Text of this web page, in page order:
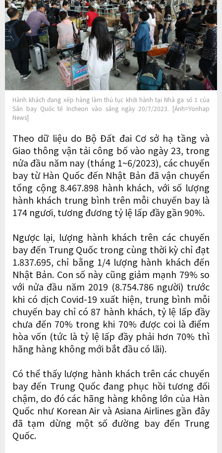
Hành khách đang xếp hàng làm thủ tục khởi hành tại Nhà ga số 1 của
Sân bay Quốc tế Incheon vào sáng ngày 20/7/2023. [Ảnh=Yonhap
News]
Theo dữ liệu do Bộ Đất đai Cơ sở hạ tầng và
Giao thông vận tải công bố vào ngày 23, trong
nửa đầu năm nay (tháng 1~6/2023), các chuyến
bay từ Hàn Quốc đến Nhật Bản đã vận chuyển
tổng cộng 8.467.898 hành khách, với số lượng
hành khách trung bình trên mỗi chuyến bay là
174 ngươi, tương đương tỷ lệ lấp đầy gần 90%.
Ngược lại, lượng hành khách trên các chuyến
bay đến Trung Quốc trong cùng thời kỳ chỉ đạt
1.837.695, chỉ bằng 1/4 lượng hành khách đến
Nhật Bản. Con số này cũng giảm mạnh 79% so
với nửa đầu năm 2019 (8.754.786 người) trước
khi có dịch Covid-19 xuất hiện, trung bình mỗi
chuyến bay chỉ có 87 hành khách, tỷ lệ lấp đầy
chưa đến 70% trong khi 70% được coi là điểm
hòa vốn (tức là tỷ lệ lấp đầy phải hơn 70% thì
hãng hàng không mới bắt đầu có lãi).
Có thể thấy lượng hành khách trên các chuyến
bay đến Trung Quốc đang phục hồi tương đối
chậm, do đó các hãng hàng không lớn của Hàn
Quốc như Korean Air và Asiana Airlines gần đây
đã tạm dừng một số đường bay đến Trung
Quốc.